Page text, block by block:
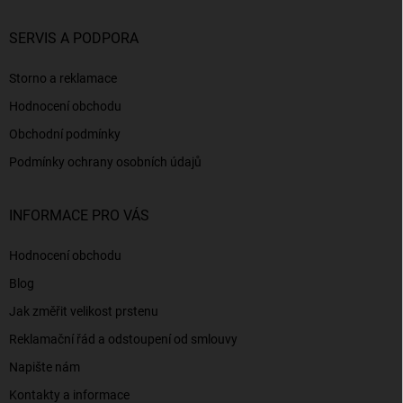
SERVIS A PODPORA
Storno a reklamace
Hodnocení obchodu
Obchodní podmínky
Podmínky ochrany osobních údajů
INFORMACE PRO VÁS
Hodnocení obchodu
Blog
Jak změřit velikost prstenu
Reklamační řád a odstoupení od smlouvy
Napište nám
Kontakty a informace